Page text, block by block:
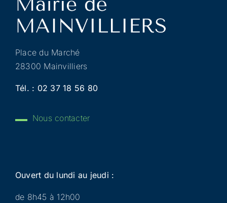
Place du Marché
28300 Mainvilliers
Tél. : 02 37 18 56 80
Nous contacter
Ouvert du lundi au jeudi :
de 8h45 à 12h00